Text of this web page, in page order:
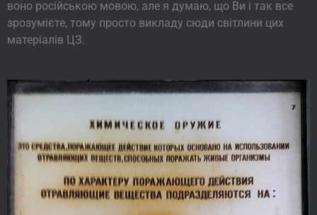
воно російською мовою, але я думаю, що Ви і так все
зрозумієте, тому просто викладу сюди світлини цих
матеріалів ЦЗ.